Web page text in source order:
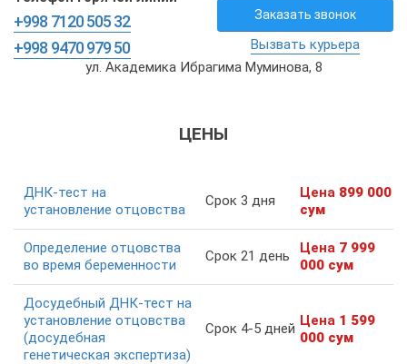
+998 7120 505 32
+998 9470 979 50
Заказать звонок
Вызвать курьера
ул. Академика Ибрагима Муминова, 8
ЦЕНЫ
ДНК-тест на
установление отцовства
Срок 3 дня Цена 899 000
сум
Определение отцовства
во время беременности
Срок 21 день Цена 7 999
000 сум
Досудебный ДНК-тест на
установление отцовства
(досудебная
генетическая экспертиза)
Срок 4-5 дней Цена 1 599
000 сум